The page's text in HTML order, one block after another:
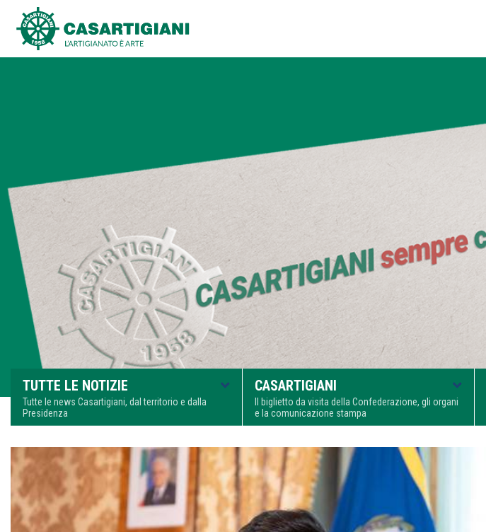
TUTTE LE NOTIZIE
Tutte le news Casartigiani, dal territorio e dalla
Presidenza
CASARTIGIANI
Il biglietto da visita della Confederazione, gli organi
e la comunicazione stampa